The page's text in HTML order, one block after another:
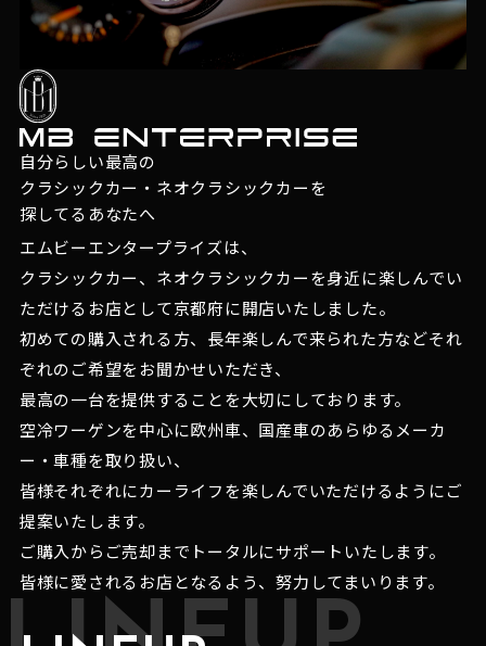
自分らしい最高の
クラシックカー・ネオクラシックカーを
探してるあなたへ
エムビーエンタープライズは、
クラシックカー、ネオクラシックカーを身近に楽しんでい
ただけるお店として京都府に開店いたしました。
初めての購入される方、長年楽しんで来られた方などそれ
ぞれのご希望をお聞かせいただき、
最高の一台を提供することを大切にしております。
空冷ワーゲンを中心に欧州車、国産車のあらゆるメーカ
ー・車種を取り扱い、
皆様それぞれにカーライフを楽しんでいただけるようにご
提案いたします。
ご購入からご売却までトータルにサポートいたします。
皆様に愛されるお店となるよう、努力してまいります。